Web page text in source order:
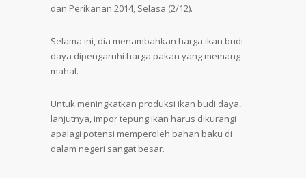
dan Perikanan 2014, Selasa (2/12).
Selama ini, dia menambahkan harga ikan budi
daya dipengaruhi harga pakan yang memang
mahal.
Untuk meningkatkan produksi ikan budi daya,
lanjutnya, impor tepung ikan harus dikurangi
apalagi potensi memperoleh bahan baku di
dalam negeri sangat besar.